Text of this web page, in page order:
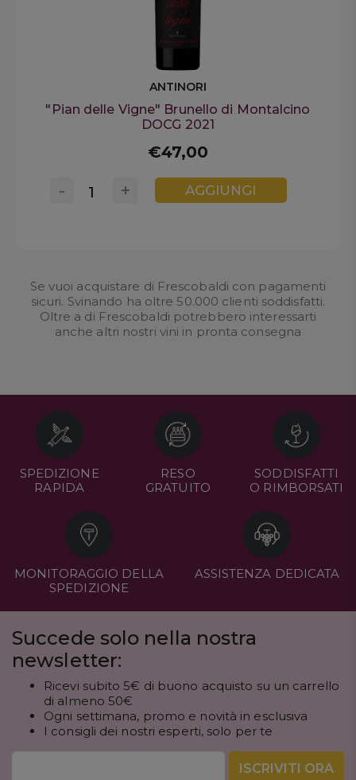
ANTINORI
"Pian delle Vigne" Brunello di Montalcino
DOCG 2021
€47,00
+
- AGGIUNGI
Se vuoi acquistare di Frescobaldi con pagamenti
sicuri. Svinando ha oltre 50.000 clienti soddisfatti.
Oltre a di Frescobaldi potrebbero interessarti
anche altri nostri vini in pronta consegna
SPEDIZIONE
RAPIDA
RESO
GRATUITO
SODDISFATTI
O RIMBORSATI
MONITORAGGIO DELLA
SPEDIZIONE
ASSISTENZA DEDICATA
Succede solo nella nostra
newsletter:
Ricevi subito 5€ di buono acquisto su un carrello
di almeno 50€
Ogni settimana, promo e novità in esclusiva
I consigli dei nostri esperti, solo per te
ISCRIVITI ORA